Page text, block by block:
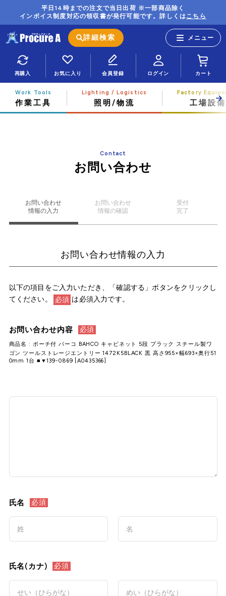
平日14時までの注文で当日出荷 ※一部商品除く
インボイス制度対応の領収書が発行可能です。詳しくはこちら
詳細検索
再購入 お気に入り 会員登録 ログイン カート
作業工具 照明/物流 工場設備
Contact
お問い合わせ
お問い合わせ
情報の入力
お問い合わせ
情報の確認
受付
完了
お問い合わせ情報の入力
以下の項目をご入力いただき、「確認する」ボタンをクリックし
てください。
必須 は必須入力です。
お問い合わせ内容 必須
商品名 : ポーチ付 バーコ BAHCO キャビネット 5段 ブラック スチール製ワ
ゴン ツールストレージエントリー 1472K5BLACK 黒 高さ955×幅693×奥行51
0mm 1台 ■▼139-0869 [A0435366]
氏名 必須
氏名(カナ) 必須